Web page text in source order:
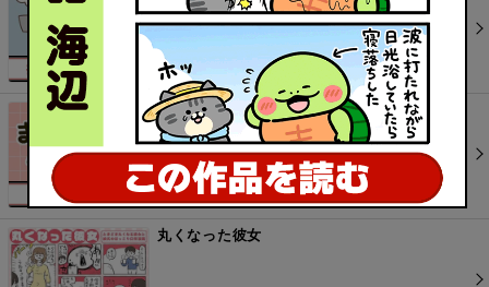
まいにちパン子
丸くなった彼女